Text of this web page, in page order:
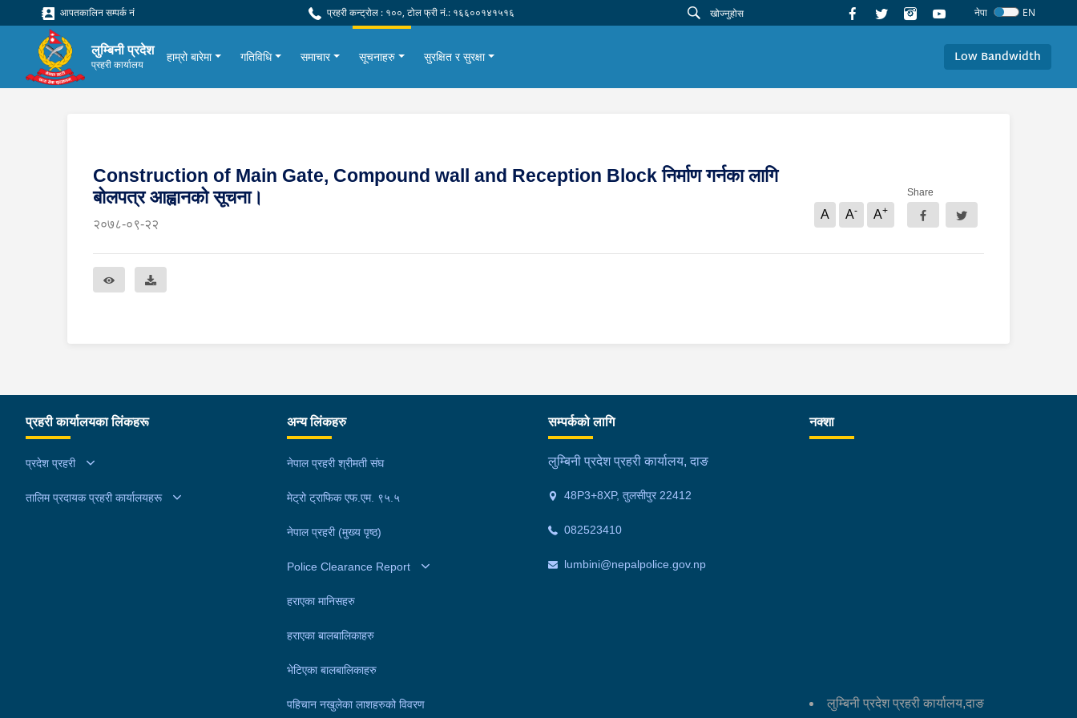
आपतकालिन सम्पर्क नं प्रहरी कन्ट्रोल : १००, टोल फ्री नं.: १६६००१४१५१६ नेपा EN
लुम्बिनी प्रदेश
प्रहरी कार्यालय
हाम्रो बारेमा गतिविधि समाचार सूचनाहरु सुरक्षित र सुरक्षा Low Bandwidth
Construction of Main Gate, Compound wall and Reception Block निर्माण गर्नका लागि
बोलपत्र आह्वानको सूचना।
२०७८-०९-२२
A A- A+
Share
प्रहरी कार्यालयका लिंकहरू
प्रदेश प्रहरी
तालिम प्रदायक प्रहरी कार्यालयहरू
अन्य लिंकहरु
नेपाल प्रहरी श्रीमती संघ
मेट्रो ट्राफिक एफ.एम. ९५.५
नेपाल प्रहरी (मुख्य पृष्ठ)
Police Clearance Report
हराएका मानिसहरु
हराएका बालबालिकाहरु
भेटिएका बालबालिकाहरु
पहिचान नखुलेका लाशहरुको विवरण
सम्पर्कको लागि
लुम्बिनी प्रदेश प्रहरी कार्यालय, दाङ
48P3+8XP, तुलसीपुर 22412
082523410
lumbini@nepalpolice.gov.np
नक्शा
लुम्बिनी प्रदेश प्रहरी कार्यालय,दाङ